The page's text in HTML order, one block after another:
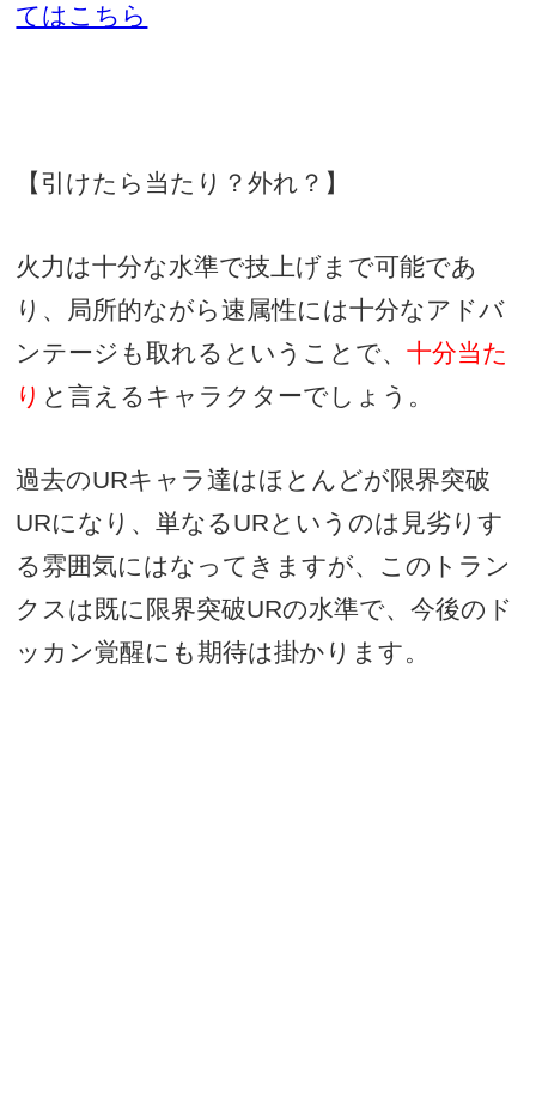
てはこちら
【引けたら当たり？外れ？】
火力は十分な水準で技上げまで可能であ
り、局所的ながら速属性には十分なアドバ
ンテージも取れるということで、十分当た
り と言えるキャラクターでしょう。
過去のURキャラ達はほとんどが限界突破
URになり、単なるURというのは見劣りす
る雰囲気にはなってきますが、このトラン
クスは既に限界突破URの水準で、今後のド
ッカン覚醒にも期待は掛かります。